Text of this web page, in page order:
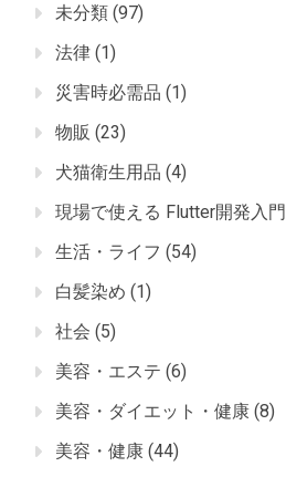
未分類 (97)
法律 (1)
災害時必需品 (1)
物販 (23)
犬猫衛生用品 (4)
現場で使える Flutter開発入門
生活・ライフ (54)
白髪染め (1)
社会 (5)
美容・エステ (6)
美容・ダイエット・健康 (8)
美容・健康 (44)